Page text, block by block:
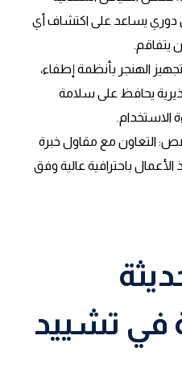
دوري يساعد على اكتشاف أي
يتفاقم.
تجهيز الهنجر بأنظمة إطفاء،
يحافظ على سلامة
الاستخدام.
التعاون مع مقاول خبرة
باحترافية عالية وفق
في تشييد